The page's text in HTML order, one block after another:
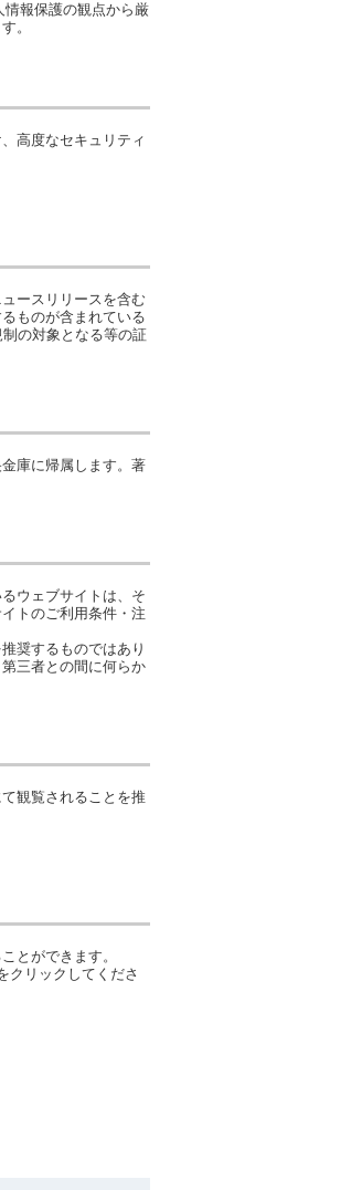
報保護の観点から厳
。
高度なセキュリティ
ースリリースを含む
ものが含まれている
の対象となる等の証
庫に帰属します。著
ウェブサイトは、そ
トのご利用条件・注
奨するものではあり
三者との間に何らか
観覧されることを推
とができます。
クリックしてくださ